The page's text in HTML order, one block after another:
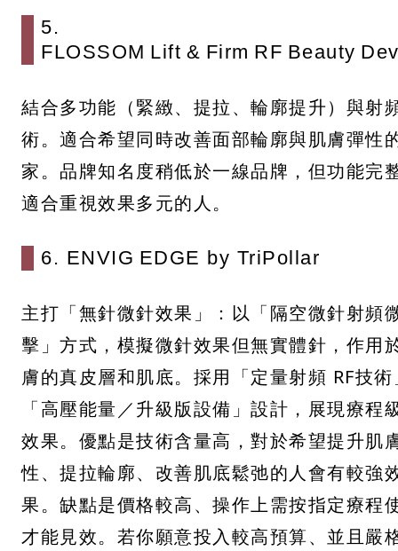
5.
FLOSSOM Lift & Firm RF Beauty
結合多功能（緊緻、提拉、輪廓提升）與射
術。適合希望同時改善面部輪廓與肌膚彈性
家。品牌知名度稍低於一線品牌，但功能完
適合重視效果多元的人。
6. ENVIG EDGE by TriPollar
主打「無針微針效果」：以「隔空微針射頻
擊」方式，模擬微針效果但無實體針，作用
膚的真皮層和肌底。採用「定量射頻 RF技
「高壓能量／升級版設備」設計，展現療程
效果。優點是技術含量高，對於希望提升肌
性、提拉輪廓、改善肌底鬆弛的人會有較強
果。缺點是價格較高、操作上需按指定療程
才能見效。若你願意投入較高預算、並且嚴